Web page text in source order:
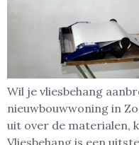
Wil je vliesbehang
nieuwbouwwoning in
uit over de materialen,